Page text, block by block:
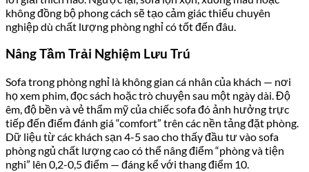
không đồng bộ phong cách sẽ tạo cảm giác thiếu chuyên
nghiệp dù chất lượng phòng nghỉ có tốt đến đâu.
Nâng Tầm Trải Nghiệm Lưu Trú
Sofa trong phòng nghỉ là không gian cá nhân của khách — nơi
họ xem phim, đọc sách hoặc trò chuyện sau một ngày dài. Độ
êm, độ bền và vẻ thẩm mỹ của chiếc sofa đó ảnh hưởng trực
tiếp đến điểm đánh giá “comfort” trên các nền tảng đặt phòng.
Dữ liệu từ các khách sạn 4-5 sao cho thấy đầu tư vào sofa
phòng ngủ chất lượng cao có thể nâng điểm “phòng và tiện
nghi” lên 0,2-0,5 điểm — đáng kể với thang điểm 10.